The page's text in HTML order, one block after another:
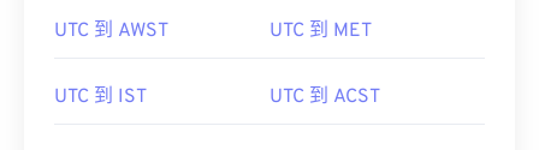
UTC 到 AWST UTC 到 MET
UTC 到 IST UTC 到 ACST